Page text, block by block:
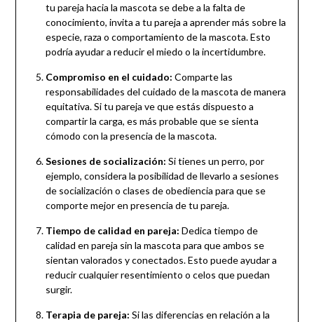
tu pareja hacia la mascota se debe a la falta de
conocimiento, invita a tu pareja a aprender más sobre la
especie, raza o comportamiento de la mascota. Esto
podría ayudar a reducir el miedo o la incertidumbre.
Compromiso en el cuidado: Comparte las
responsabilidades del cuidado de la mascota de manera
equitativa. Si tu pareja ve que estás dispuesto a
compartir la carga, es más probable que se sienta
cómodo con la presencia de la mascota.
Sesiones de socialización: Si tienes un perro, por
ejemplo, considera la posibilidad de llevarlo a sesiones
de socialización o clases de obediencia para que se
comporte mejor en presencia de tu pareja.
Tiempo de calidad en pareja: Dedica tiempo de
calidad en pareja sin la mascota para que ambos se
sientan valorados y conectados. Esto puede ayudar a
reducir cualquier resentimiento o celos que puedan
surgir.
Terapia de pareja: Si las diferencias en relación a la